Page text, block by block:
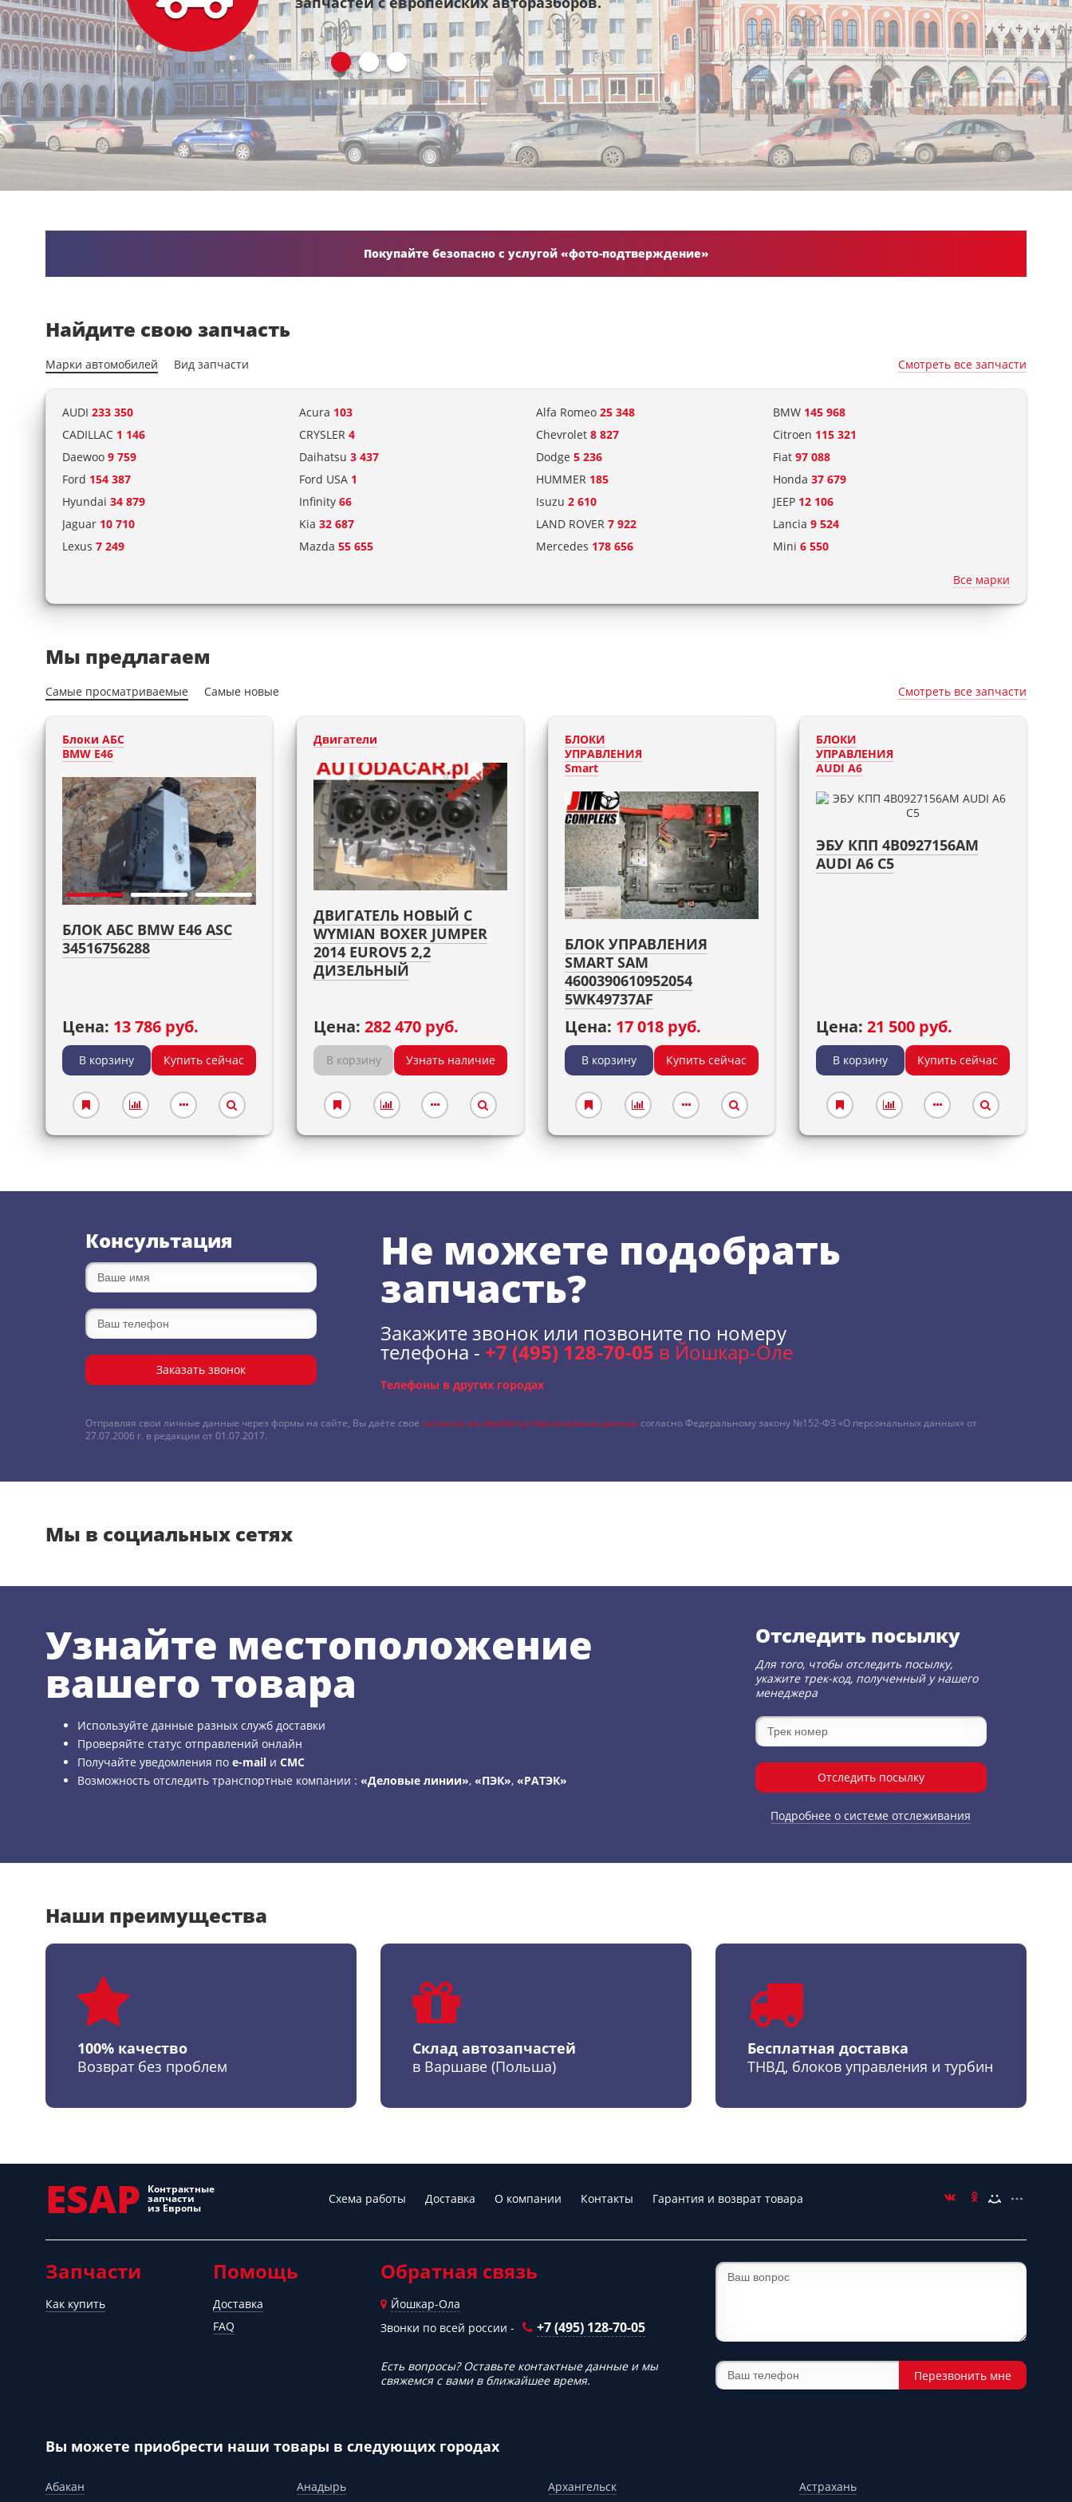
ищете.
Покупайте безопасно с услугой «фото-подтверждение»
Найдите свою запчасть
Марки автомобилей Вид запчасти Смотреть все запчасти
AUDI 233 350 Acura 103 Alfa Romeo 25 348 BMW 145 968
CADILLAC 1 146 CRYSLER 4 Chevrolet 8 827 Citroen 115 321
Daewoo 9 759 Daihatsu 3 437 Dodge 5 236 Fiat 97 088
Ford 154 387 Ford USA 1 HUMMER 185 Honda 37 679
Hyundai 34 879 Infinity 66 Isuzu 2 610 JEEP 12 106
Jaguar 10 710 Kia 32 687 LAND ROVER 7 922 Lancia 9 524
Lexus 7 249 Mazda 55 655 Mercedes 178 656 Mini 6 550
Saab14 733 Scion125 Seat59 312 Skoda38 147
TOYOTA66 142
Все марки
Мы предлагаем
Самые просматриваемые Самые новые Смотреть все запчасти
Блоки АБС
BMW E46
БЛОК АБС BMW E46 ASC
34516756288
Цена: 13 786 руб.
В корзину Купить сейчас
Двигатели
ДВИГАТЕЛЬ НОВЫЙ С
WYMIAN BOXER JUMPER
2014 EUROV5 2,2
ДИЗЕЛЬНЫЙ
Цена: 282 470 руб.
В корзину Узнать наличие
БЛОКИ
УПРАВЛЕНИЯ
Smart
БЛОК УПРАВЛЕНИЯ
SMART SAM
4600390610952054
5WK49737AF
Цена: 17 018 руб.
В корзину Купить сейчас
БЛОКИ
УПРАВЛЕНИЯ
AUDI A6
ЭБУ КПП 4B0927156AM
AUDI A6 C5
Цена: 21 500 руб.
В корзину Купить сейчас
Консультация
Заказать звонок
Не можете подобрать
запчасть?
Закажите звонок или позвоните по номеру
телефона - +7 (495) 128-70-05 в Йошкар-Оле
Телефоны в других городах
Отправляя свои личные данные через формы на сайте, Вы даёте своё согласие на обработку персональных данных согласно Федеральному закону №152-ФЗ «О персональных данных» от
27.07.2006 г. в редакции от 01.07.2017.
Мы в социальных сетях
Узнайте местоположение
вашего товара
Используйте данные разных служб доставки
Проверяйте статус отправлений онлайн
Получайте уведомления по e-mail и СМС
Возможность отследить транспортные компании : «Деловые линии», «ПЭК», «РАТЭК»
Отследить посылку
Для того, чтобы отследить посылку,
укажите трек-код, полученный у нашего
менеджера
Отследить посылку
Подробнее о системе отслеживания
Наши преимущества
100% качество
Возврат без проблем
Склад автозапчастей
в Варшаве (Польша)
Бесплатная доставка
ТНВД, блоков управления и турбин
ESAP Контрактные
запчасти
из Европы
Схема работы Доставка О компании Контакты Гарантия и возврат товара
Запчасти
Как купить
Помощь
Доставка
FAQ
Обратная связь
Йошкар-Ола
Звонки по всей россии -
+7 (495) 128-70-05
Есть вопросы? Оставьте контактные данные и мы
свяжемся с вами в ближайшее время.
Перезвонить мне
Вы можете приобрести наши товары в следующих городах
Абакан
Анадырь
Архангельск
Астрахань